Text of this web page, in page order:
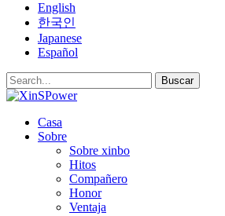
English
한국인
Japanese
Español
Buscar
Casa
Sobre
Sobre xinbo
Hitos
Compañero
Honor
Ventaja